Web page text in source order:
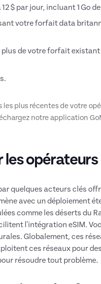
$ par jour, incluant 1 Go
votre forfait data
plus de votre forfait existant
plus récentes de votre
notre application
opérateurs
quelques acteurs clés
avec un déploiement
comme les déserts du
l'intégration eSIM.
Globalement, ces
ces réseaux pour
résoudre tout problème.